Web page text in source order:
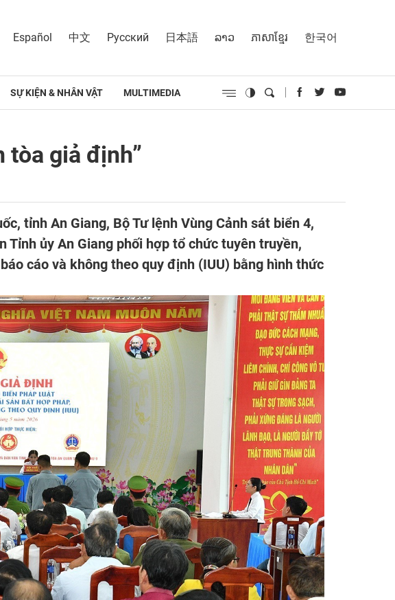
Español 中文 Русский 日本語 ລາວ ភាសាខ្មែរ 한국어
SỰ KIỆN & NHÂN VẬT MULTIMEDIA
tòa giả định”
tỉnh An Giang, Bộ Tư lệnh Vùng Cảnh sát biển 4,
Tỉnh ủy An Giang phối hợp tổ chức tuyên truyền,
cáo và không theo quy định (IUU) bằng hình thức